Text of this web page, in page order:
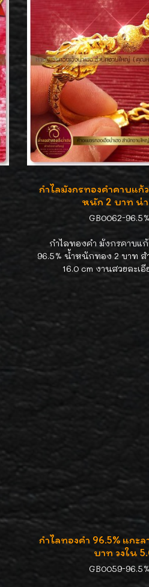
กำไลมังกรทองคำคาบแก้
หนัก 2 บาท น่
GB0062-
กำไลทองคำ มังกรคาบแ
96.5% น้ำหนักทอง 2 บาท ส
16.0 cm งานสวยละเ
กำไลทองคำ 96.5% แกะ
บาท วงใน
GB0059-